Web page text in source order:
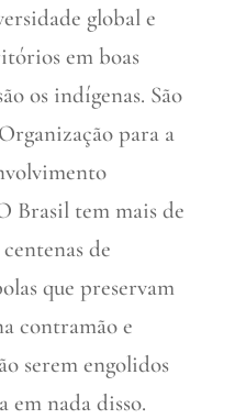
global e
em boas
os indígenas. São
para a
Brasil tem mais de
de
que preservam
contramão e
serem engolidos
em nada disso.